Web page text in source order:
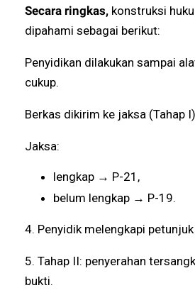
Secara ringkas, konstruksi
dipahami sebagai berikut:
Penyidikan dilakukan sampai
cukup.
Berkas dikirim ke jaksa (Tahap
Jaksa:
lengkap → P-21,
belum lengkap → P-19.
4. Penyidik melengkapi
5. Tahap II: penyerahan
bukti.